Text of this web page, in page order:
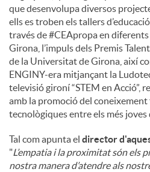
que desenvolupa diversos
ells es troben els tallers
través de #CEApropa en
Girona, l’impuls dels Premis
de la Universitat de Girona, així
ENGINY-era mitjançant la
televisió gironí “STEM en Acció”,
amb la promoció del
tecnològiques entre els més
Tal com apunta el director
"L’empatia i la proximitat són els
nostra manera d’atendre als